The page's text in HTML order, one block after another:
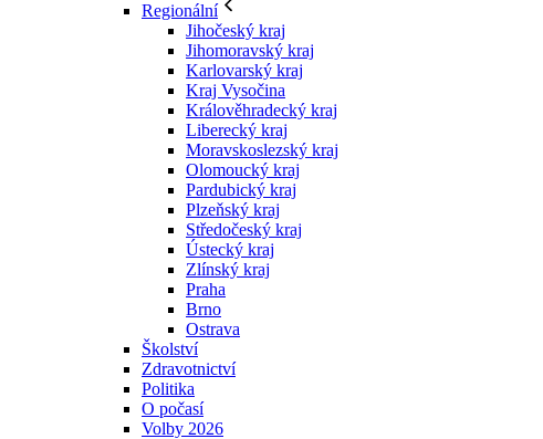
Regionální
Jihočeský kraj
Jihomoravský kraj
Karlovarský kraj
Kraj Vysočina
Králověhradecký kraj
Liberecký kraj
Moravskoslezský kraj
Olomoucký kraj
Pardubický kraj
Plzeňský kraj
Středočeský kraj
Ústecký kraj
Zlínský kraj
Praha
Brno
Ostrava
Školství
Zdravotnictví
Politika
O počasí
Volby 2026